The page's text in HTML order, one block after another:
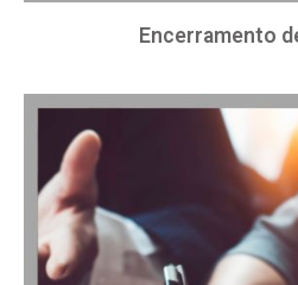
Encerramento